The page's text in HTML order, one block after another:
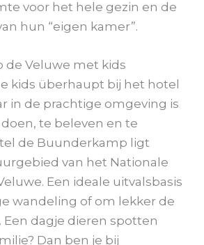
voor het hele gezin en de
hun “eigen kamer”.
de Veluwe met kids
kids überhaupt bij het hotel
in de prachtige omgeving is
te beleven en te
de Buunderkamp ligt
van het Nationale
Een ideale uitvalsbasis
wandeling of om lekker de
Een dagje dieren spotten
Dan ben je bij